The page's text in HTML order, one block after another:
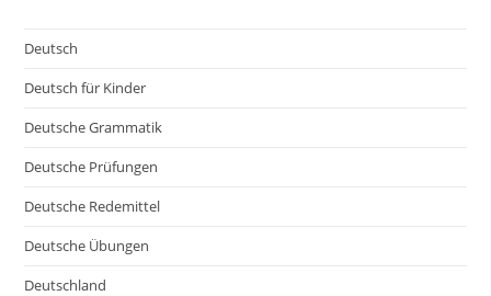
Deutsch
Deutsch für Kinder
Deutsche Grammatik
Deutsche Prüfungen
Deutsche Redemittel
Deutsche Übungen
Deutschland